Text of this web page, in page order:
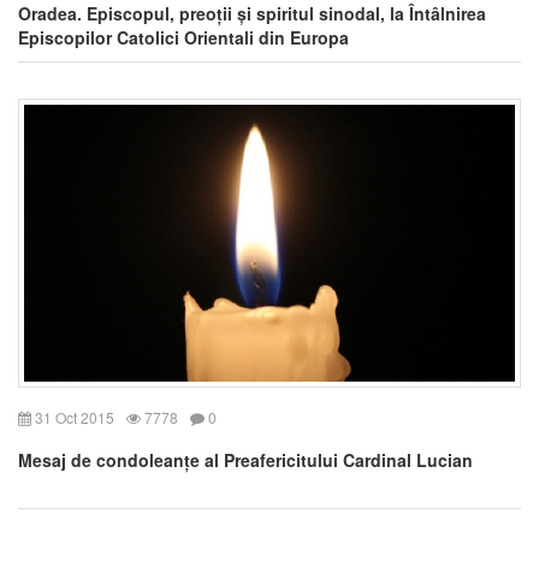
Oradea. Episcopul, preoții și spiritul sinodal, la Întâlnirea
Episcopilor Catolici Orientali din Europa
31 Oct 2015 7778 0
Mesaj de condoleanțe al Preafericitului Cardinal Lucian